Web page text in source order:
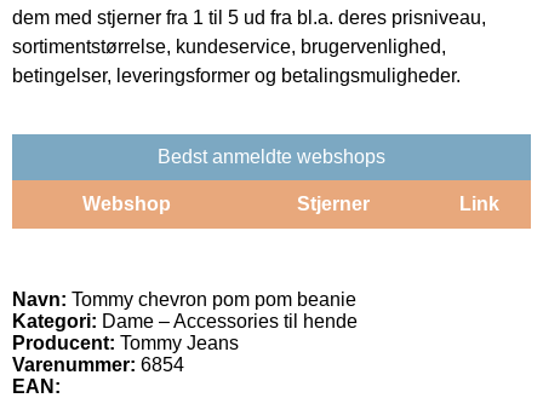
dem med stjerner fra 1 til 5 ud fra bl.a. deres prisniveau,
sortimentstørrelse, kundeservice, brugervenlighed,
betingelser, leveringsformer og betalingsmuligheder.
Bedst anmeldte webshops
Webshop Stjerner Link
Navn: Tommy chevron pom pom beanie
Kategori: Dame – Accessories til hende
Producent: Tommy Jeans
Varenummer: 6854
EAN: